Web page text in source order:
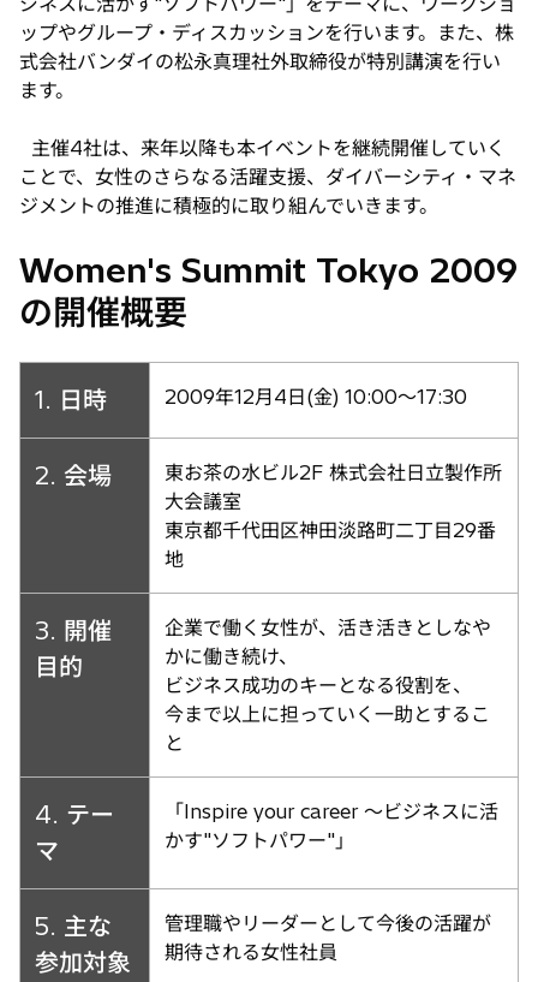
ップやグループ・ディスカッションを行います。また、株
式会社バンダイの松永真理社外取締役が特別講演を行い
ます。
主催4社は、来年以降も本イベントを継続開催していく
ことで、女性のさらなる活躍支援、ダイバーシティ・マネ
ジメントの推進に積極的に取り組んでいきます。
Women's Summit Tokyo 2009
の開催概要
1. 日時 2009年12月4日(金) 10:00〜17:30
2. 会場
東お茶の水ビル2F 株式会社日立製作所
大会議室
東京都千代田区神田淡路町二丁目29番
地
3. 開催
目的
企業で働く女性が、活き活きとしなや
かに働き続け、
ビジネス成功のキーとなる役割を、
今まで以上に担っていく一助とするこ
と
4. テー
マ
「Inspire your career 〜ビジネスに活
かす"ソフトパワー"」
5. 主な
参加対象
管理職やリーダーとして今後の活躍が
期待される女性社員